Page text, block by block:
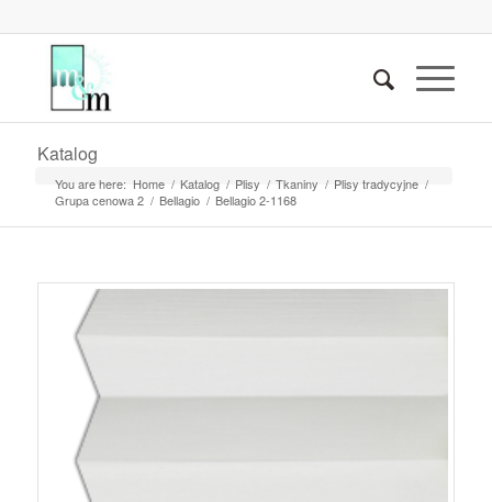
Katalog
You are here: Home / Katalog / Plisy / Tkaniny / Plisy tradycyjne /
Grupa cenowa 2 / Bellagio / Bellagio 2-1168